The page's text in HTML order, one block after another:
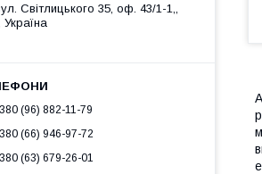
Світлицького 35, оф. 43/1-1,,
Україна
(96) 882-11-79
(66) 946-97-72
(63) 679-26-01